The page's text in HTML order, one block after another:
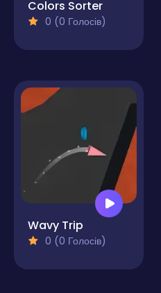
Colors Sorter
0 (0 Голосів)
Wavy Trip
0 (0 Голосів)